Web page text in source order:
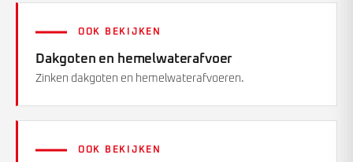
OOK BEKIJKEN
Dakgoten en hemelwaterafvoer
Zinken dakgoten en hemelwaterafvoeren.
OOK BEKIJKEN